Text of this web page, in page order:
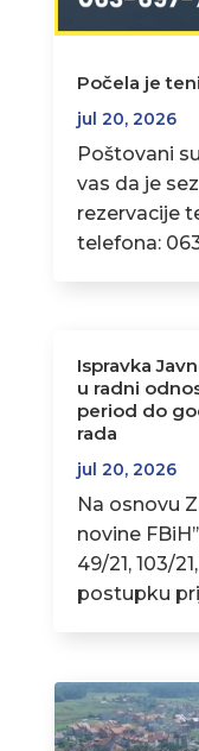
Počela je
jul 20, 2026
Poštovani
vas da je
rezervacije
telefona:
Ispravka
u radni
period do
rada
jul 20, 2026
Na osnovu
novine
49/21, 103/
postupku